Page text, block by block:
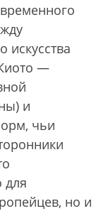
искусства
—
и
чьи
для
но и